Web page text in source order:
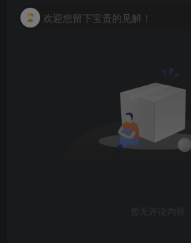
欢迎您留下宝贵的见解！
暂无评论内容